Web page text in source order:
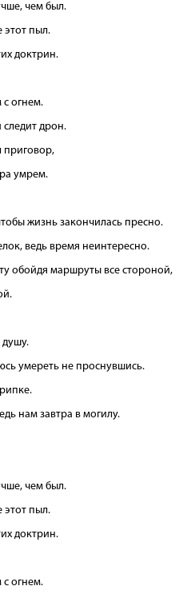
чем был.
этот пыл.
доктрин.
с огнем.
следит дрон.
приговор,
умрем.
жизнь закончилась пресно.
ведь время неинтересно.
обойдя маршруты все стороной,
умереть не проснувшись.
нам завтра в могилу.
чем был.
этот пыл.
доктрин.
с огнем.